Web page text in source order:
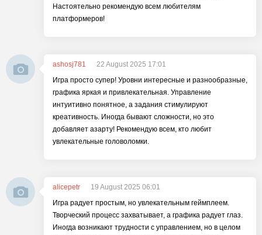
Настоятельно рекомендую всем любителям
платформеров!
ashosj781
22 August 2025 17:01
Игра просто супер! Уровни интересные и разнообразные,
графика яркая и привлекательная. Управление
интуитивно понятное, а задания стимулируют
креативность. Иногда бывают сложности, но это
добавляет азарту! Рекомендую всем, кто любит
увлекательные головоломки.
alicepetr
19 August 2025 06:01
Игра радует простым, но увлекательным геймплеем.
Творческий процесс захватывает, а графика радует глаз.
Иногда возникают трудности с управлением, но в целом